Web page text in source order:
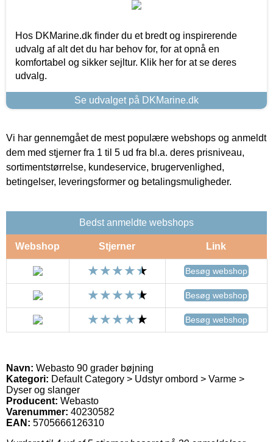
Hos DKMarine.dk finder du et bredt og inspirerende
udvalg af alt det du har behov for, for at opnå en
komfortabel og sikker sejltur. Klik her for at se deres
udvalg.
Se udvalget på DKMarine.dk
Vi har gennemgået de mest populære webshops og anmeldt
dem med stjerner fra 1 til 5 ud fra bl.a. deres prisniveau,
sortimentstørrelse, kundeservice, brugervenlighed,
betingelser, leveringsformer og betalingsmuligheder.
Bedst anmeldte webshops
Webshop Stjerner Link
Besøg webshop
Besøg webshop
Besøg webshop
Navn: Webasto 90 grader bøjning
Kategori: Default Category > Udstyr ombord > Varme >
Dyser og slanger
Producent: Webasto
Varenummer: 40230582
EAN: 5705666126310